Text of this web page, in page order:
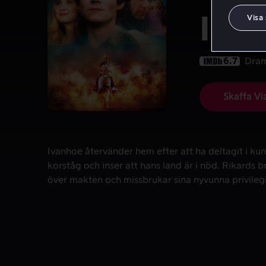
6.7
Skaffa
Ivanhoe återvänder hem efter att ha deltagit i
Ivanhoe återvänder hem efter att ha deltagit i
korståg och inser att hans land är i nöd. Rikards
över makten och missbrukar sina nyvunna
Visa